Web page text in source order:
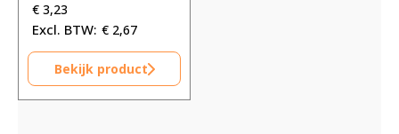
€ 3,23
€ 2,67
Bekijk product